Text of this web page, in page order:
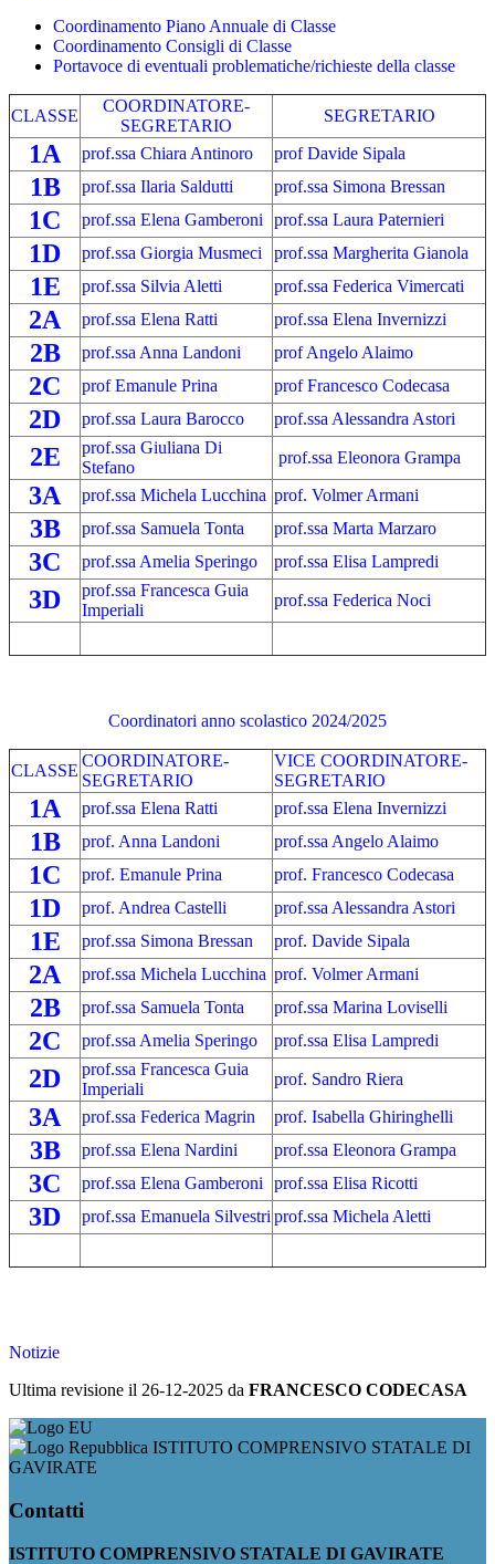
Coordinamento Piano Annuale di Classe
Coordinamento Consigli di Classe
Portavoce di eventuali problematiche/richieste della classe
CLASSE
COORDINATORE-
SEGRETARIO
SEGRETARIO
1A prof.ssa Chiara Antinoro prof Davide Sipala
1B prof.ssa Ilaria Saldutti prof.ssa Simona Bressan
1C prof.ssa Elena Gamberoni prof.ssa Laura Paternieri
1D prof.ssa Giorgia Musmeci prof.ssa Margherita Gianola
1E prof.ssa Silvia Aletti prof.ssa Federica Vimercati
2A prof.ssa Elena Ratti prof.ssa Elena Invernizzi
2B prof.ssa Anna Landoni prof Angelo Alaimo
2C prof Emanule Prina prof Francesco Codecasa
2D prof.ssa Laura Barocco prof.ssa Alessandra Astori
2E
prof.ssa Giuliana Di
Stefano
prof.ssa Eleonora Grampa
3A prof.ssa Michela Lucchina prof. Volmer Armani
3B prof.ssa Samuela Tonta prof.ssa Marta Marzaro
3C prof.ssa Amelia Speringo prof.ssa Elisa Lampredi
3D
prof.ssa Francesca Guia
Imperiali
prof.ssa Federica Noci
Coordinatori anno scolastico 2024/2025
CLASSE
COORDINATORE-
SEGRETARIO
VICE COORDINATORE-
SEGRETARIO
1A prof.ssa Elena Ratti prof.ssa Elena Invernizzi
1B prof. Anna Landoni prof.ssa Angelo Alaimo
1C prof. Emanule Prina prof. Francesco Codecasa
1D prof. Andrea Castelli prof.ssa Alessandra Astori
1E prof.ssa Simona Bressan prof. Davide Sipala
2A prof.ssa Michela Lucchina prof. Volmer Armani
2B prof.ssa Samuela Tonta prof.ssa Marina Loviselli
2C prof.ssa Amelia Speringo prof.ssa Elisa Lampredi
2D
prof.ssa Francesca Guia
Imperiali
prof. Sandro Riera
3A prof.ssa Federica Magrin prof. Isabella Ghiringhelli
3B prof.ssa Elena Nardini prof.ssa Eleonora Grampa
3C prof.ssa Elena Gamberoni prof.ssa Elisa Ricotti
3D prof.ssa Emanuela Silvestri prof.ssa Michela Aletti
Notizie
Ultima revisione il 26-12-2025 da FRANCESCO CODECASA
ISTITUTO COMPRENSIVO STATALE DI
GAVIRATE
Contatti
ISTITUTO COMPRENSIVO STATALE DI GAVIRATE